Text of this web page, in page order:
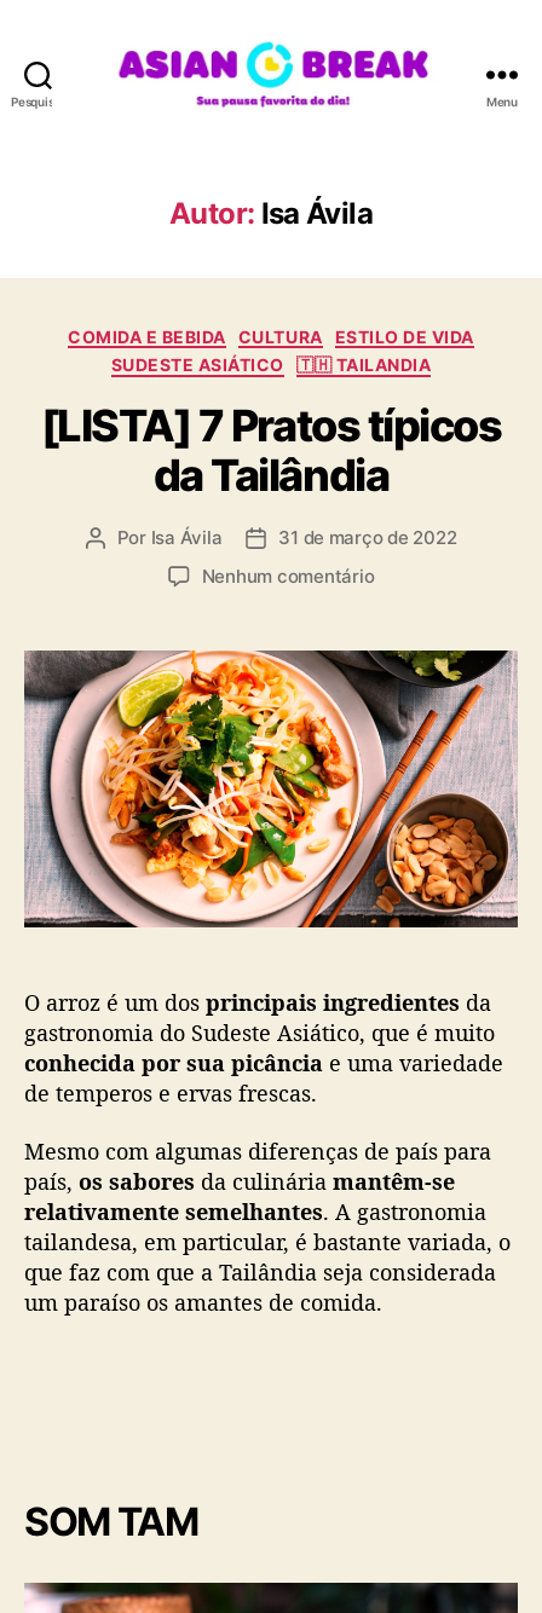
Pesquisar
A
N
R
A
K
Menu
Autor: Isa Ávila
C
a
t
e
g
o
r
a
s
COMIDA E BEBIDA CULTURA
ESTILO DE VIDA
SUDESTE ASIÁTICO
🇹🇭 TAILANDIA
[LISTA] 7 Pratos típicos
da Tailândia
A
r
d
o
p
o
s
Por Isa Ávila
D
d
e
p
u
b
l
i
c
a
ç
ã
31 de março de 2022
Nenhum comentárioe
L
I
S
T
A
]
7
P
r
a
t
t
í
p
s
d
a
T
a
i
O arroz é um dos principais ingredientes da
gastronomia do Sudeste Asiático, que é muito
conhecida por sua picância e uma variedade
de temperos e ervas frescas.
Mesmo com algumas diferenças de país para
país, os sabores da culinária mantêm-se
relativamente semelhantes. A gastronomia
tailandesa, em particular, é bastante variada, o
que faz com que a Tailândia seja considerada
um paraíso os amantes de comida.
SOM TAM